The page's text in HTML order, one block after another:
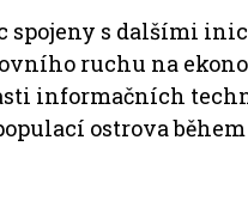
spojeny s dalšími
ruchu na
informačních
ostrova během